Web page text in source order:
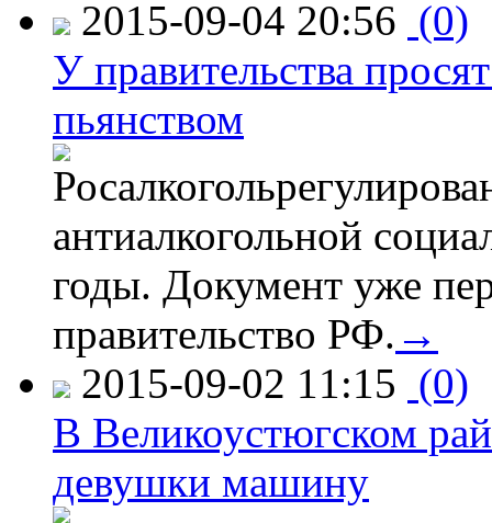
2015-09-04 20:56 (0)
У правительства
пьянством
антиалкогольной
годы. Документ уже
правительство РФ. →
2015-09-02 11:15 (0)
В Великоустюгском
девушки машину